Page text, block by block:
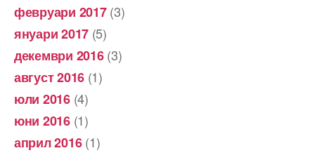
февруари 2017(3)
януари 2017 (5)
декември 2016(3)
август 2016 (1)
юли 2016(4)
юни 2016(1)
април 2016(1)